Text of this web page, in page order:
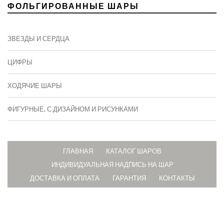
ФОЛЬГИРОВАННЫЕ ШАРЫ
ЗВЕЗДЫ И СЕРДЦА
ЦИФРЫ
ХОДЯЧИЕ ШАРЫ
ФИГУРНЫЕ, С ДИЗАЙНОМ И РИСУНКАМИ
ГЛАВНАЯ
КАТАЛОГ ШАРОВ
ИНДИВИДУАЛЬНАЯ НАДПИСЬ НА ШАР
ДОСТАВКА И ОПЛАТА
ГАРАНТИЯ КОНТАКТЫ